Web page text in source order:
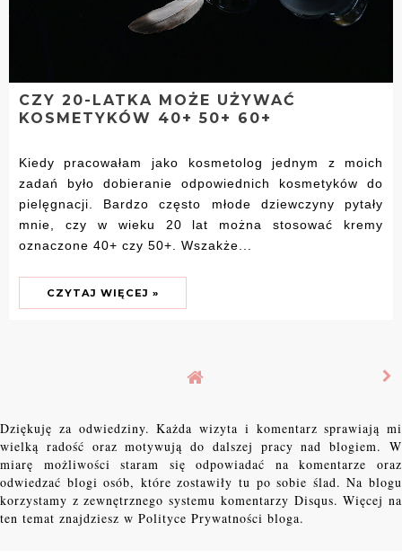
CZY 20-LATKA MOŻE UŻYWAĆ
KOSMETYKÓW 40+ 50+ 60+
Kiedy pracowałam jako kosmetolog jednym z moich
zadań było dobieranie odpowiednich kosmetyków do
pielęgnacji. Bardzo często młode dziewczyny pytały
mnie, czy w wieku 20 lat można stosować kremy
oznaczone 40+ czy 50+. Wszakże...
CZYTAJ WIĘCEJ »
Dziękuję za odwiedziny. Każda wizyta i komentarz sprawiają mi
wielką radość oraz motywują do dalszej pracy nad blogiem. W
miarę możliwości staram się odpowiadać na komentarze oraz
odwiedzać blogi osób, które zostawiły tu po sobie ślad. Na blogu
korzystamy z zewnętrznego systemu komentarzy Disqus. Więcej na
ten temat znajdziesz w Polityce Prywatności bloga.